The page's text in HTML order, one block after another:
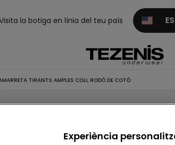
la botiga en línia del teu país
TIRANTS AMPLES COLL RODÓ DE COTÓ
Experiència